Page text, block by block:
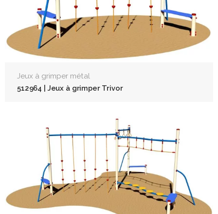
Jeux à grimper métal
512964 | Jeux à grimper Trivor